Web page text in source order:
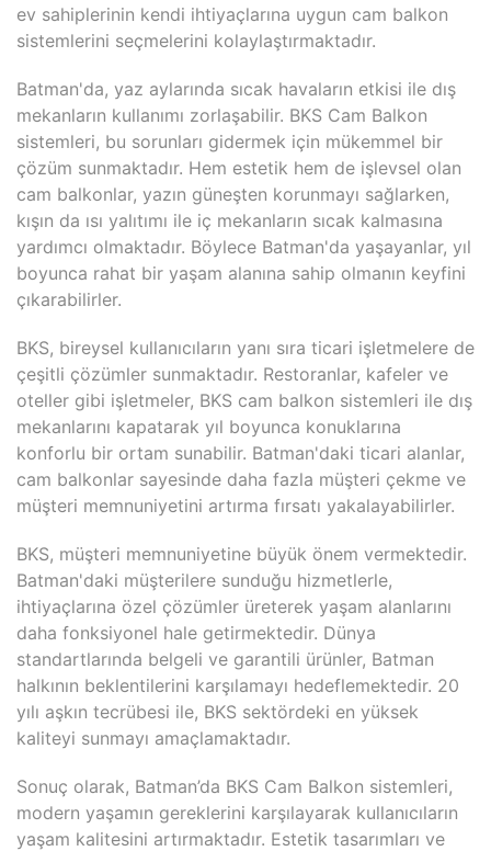
ev sahiplerinin kendi ihtiyaçlarına uygun cam balkon
sistemlerini seçmelerini kolaylaştırmaktadır.
Batman'da, yaz aylarında sıcak havaların etkisi ile dış
mekanların kullanımı zorlaşabilir. BKS Cam Balkon
sistemleri, bu sorunları gidermek için mükemmel bir
çözüm sunmaktadır. Hem estetik hem de işlevsel olan
cam balkonlar, yazın güneşten korunmayı sağlarken,
kışın da ısı yalıtımı ile iç mekanların sıcak kalmasına
yardımcı olmaktadır. Böylece Batman'da yaşayanlar, yıl
boyunca rahat bir yaşam alanına sahip olmanın keyfini
çıkarabilirler.
BKS, bireysel kullanıcıların yanı sıra ticari işletmelere de
çeşitli çözümler sunmaktadır. Restoranlar, kafeler ve
oteller gibi işletmeler, BKS cam balkon sistemleri ile dış
mekanlarını kapatarak yıl boyunca konuklarına
konforlu bir ortam sunabilir. Batman'daki ticari alanlar,
cam balkonlar sayesinde daha fazla müşteri çekme ve
müşteri memnuniyetini artırma fırsatı yakalayabilirler.
BKS, müşteri memnuniyetine büyük önem vermektedir.
Batman'daki müşterilere sunduğu hizmetlerle,
ihtiyaçlarına özel çözümler üreterek yaşam alanlarını
daha fonksiyonel hale getirmektedir. Dünya
standartlarında belgeli ve garantili ürünler, Batman
halkının beklentilerini karşılamayı hedeflemektedir. 20
yılı aşkın tecrübesi ile, BKS sektördeki en yüksek
kaliteyi sunmayı amaçlamaktadır.
Sonuç olarak, Batman’da BKS Cam Balkon sistemleri,
modern yaşamın gereklerini karşılayarak kullanıcıların
yaşam kalitesini artırmaktadır. Estetik tasarımları ve